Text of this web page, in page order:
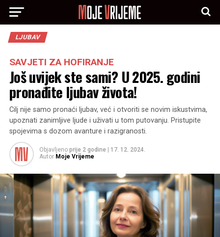
LJUBAV
SAVJETI ZA HOFIRANJE
Još uvijek ste sami? U 2025. godini
pronađite ljubav života!
Cilj nije samo pronaći ljubav, već i otvoriti se novim iskustvima,
upoznati zanimljive ljude i uživati u tom putovanju. Pristupite
spojevima s dozom avanture i razigranosti.
Objavljeno prije 2 godine
17. 12. 2024.
Autor Moje Vrijeme